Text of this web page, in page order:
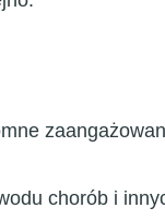
chorób i